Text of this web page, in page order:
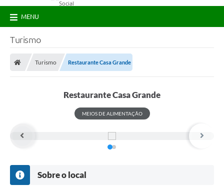
MENU
Turismo
Turismo Restaurante Casa Grande
Restaurante Casa Grande
MEIOS DE ALIMENTAÇÃO
Sobre o local